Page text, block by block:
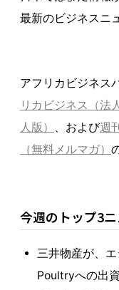
最新のビジネスニ
アフリカビジネス
リカビジネス（法
人版）
、および週
（無料メルマガ）
今週のトップ3
三井物産が、
Poultryへの出